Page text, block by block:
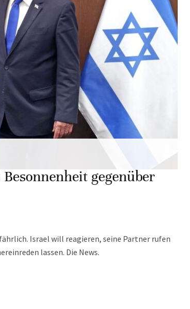
gegenüber
Israel will reagieren, seine Partner rufen
lassen. Die News.